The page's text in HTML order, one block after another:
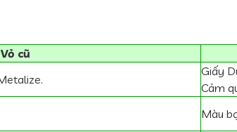
Vỏ cũ
Giấy
Cảm
Màu